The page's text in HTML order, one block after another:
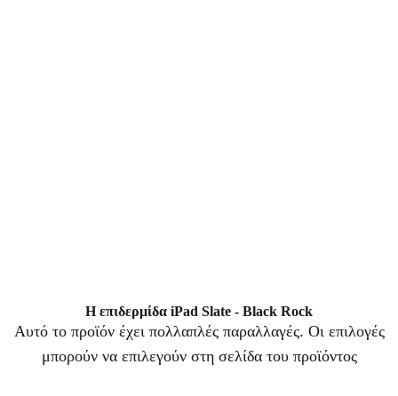
Η επιδερμίδα iPad Slate - Black Rock
Αυτό το προϊόν έχει πολλαπλές παραλλαγές. Οι επιλογές
μπορούν να επιλεγούν στη σελίδα του προϊόντος